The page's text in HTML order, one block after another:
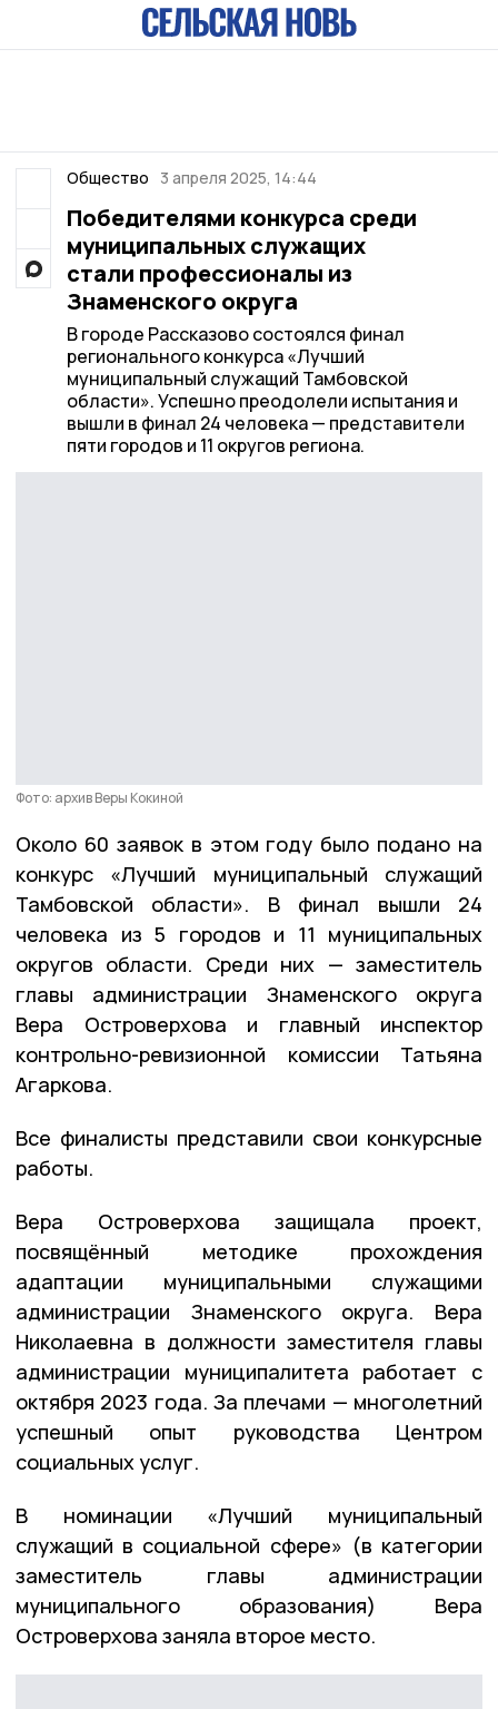
Общество 3 апреля 2025, 14:44
Победителями конкурса среди
муниципальных служащих
стали профессионалы из
Знаменского округа
В городе Рассказово состоялся финал
регионального конкурса «Лучший
муниципальный служащий Тамбовской
области». Успешно преодолели испытания и
вышли в финал 24 человека — представители
пяти городов и 11 округов региона.
Фото: архив Веры Кокиной
Около 60 заявок в этом году было подано на
конкурс «Лучший муниципальный служащий
Тамбовской области». В финал вышли 24
человека из 5 городов и 11 муниципальных
округов области. Среди них — заместитель
главы администрации Знаменского округа
Вера Островерхова и главный инспектор
контрольно-ревизионной комиссии Татьяна
Агаркова.
Все финалисты представили свои конкурсные
работы.
Вера Островерхова защищала проект,
посвящённый методике прохождения
адаптации муниципальными служащими
администрации Знаменского округа. Вера
Николаевна в должности заместителя главы
администрации муниципалитета работает с
октября 2023 года. За плечами — многолетний
успешный опыт руководства Центром
социальных услуг.
В номинации «Лучший муниципальный
служащий в социальной сфере» (в категории
заместитель главы администрации
муниципального образования) Вера
Островерхова заняла второе место.